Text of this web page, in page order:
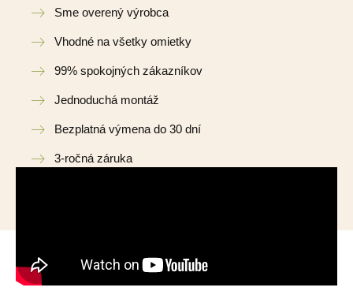
Sme overený výrobca
Vhodné na všetky omietky
99% spokojných zákazníkov
Jednoduchá montáž
Bezplatná výmena do 30 dní
3-ročná záruka